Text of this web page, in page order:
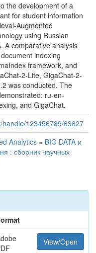
the development of a
for student information
Augmented
using Russian
A comparative analysis
indexing
framework, and
2-Lite, GigaChat-2-
was conducted. The
ru-en-
and GigaChat.
123456789/63627
Analytics = BIG DATA и
: сборник научных
View/Open